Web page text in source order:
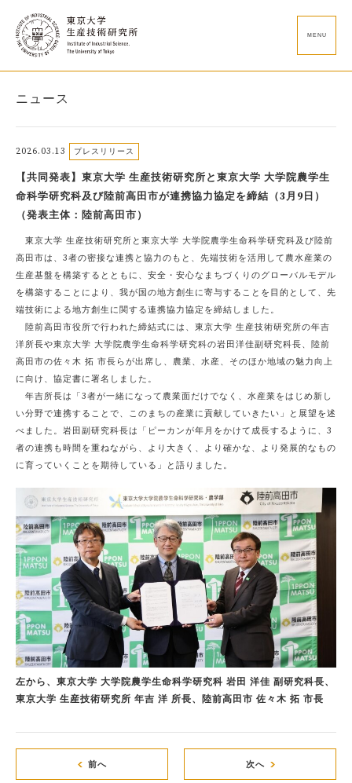
MENU
ニュース
2026.03.13 プレスリリース
【共同発表】東京大学 生産技術研究所と東京大学 大学院農学生
命科学研究科及び陸前高田市が連携協力協定を締結（3月9日）
（発表主体：陸前高田市）
東京大学 生産技術研究所と東京大学 大学院農学生命科学研究科及び陸前
高田市は、3者の密接な連携と協力のもと、先端技術を活用して農水産業の
生産基盤を構築するとともに、安全・安心なまちづくりのグローバルモデル
を構築することにより、我が国の地方創生に寄与することを目的として、先
端技術による地方創生に関する連携協力協定を締結しました。
陸前高田市役所で行われた締結式には、東京大学 生産技術研究所の年吉
洋所長や東京大学 大学院農学生命科学研究科の岩田洋佳副研究科長、陸前
高田市の佐々木 拓 市長らが出席し、農業、水産、そのほか地域の魅力向上
に向け、協定書に署名しました。
年吉所長は「3者が一緒になって農業面だけでなく、水産業をはじめ新し
い分野で連携することで、このまちの産業に貢献していきたい」と展望を述
べました。岩田副研究科長は「ピーカンが年月をかけて成長するように、3
者の連携も時間を重ねながら、より大きく、より確かな、より発展的なもの
に育っていくことを期待している」と語りました。
左から、東京大学 大学院農学生命科学研究科 岩田 洋佳 副研究科長、
東京大学 生産技術研究所 年吉 洋 所長、陸前高田市 佐々木 拓 市長
前へ 次へ